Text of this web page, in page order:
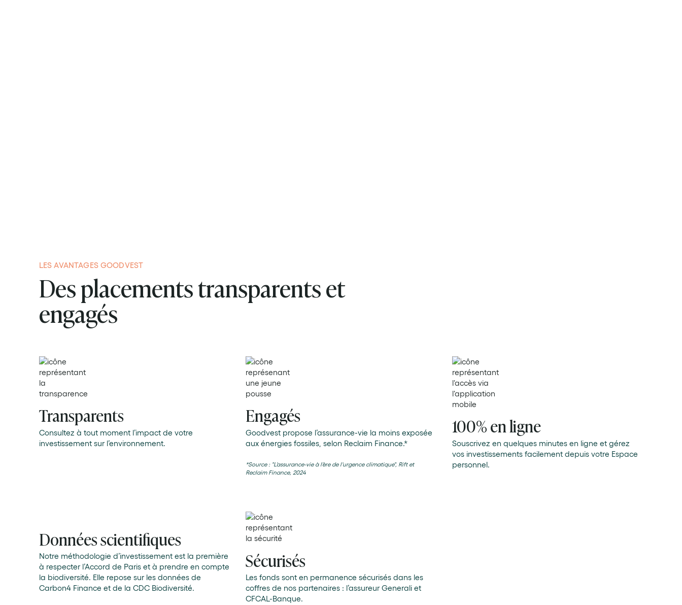
LES AVANTAGES GOODVEST
Des placements transparents et
engagés
Transparents
Consultez à tout moment l’impact de votre
investissement sur l’environnement.
Engagés
Goodvest propose l’assurance-vie la moins exposée
aux énergies fossiles, selon Reclaim Finance.*
*Source : "L'assurance-vie à l'ère de l'urgence climatique", Rift et
Reclaim Finance, 2024
100% en ligne
Souscrivez en quelques minutes en ligne et gérez
vos investissements facilement depuis votre Espace
personnel.
Données scientifiques
Notre méthodologie d’investissement est la première
à respecter l’Accord de Paris et à prendre en compte
la biodiversité. Elle repose sur les données de
Carbon4 Finance et de la CDC Biodiversité.
Sécurisés
Les fonds sont en permanence sécurisés dans les
coffres de nos partenaires : l’assureur Generali et
CFCAL-Banque.